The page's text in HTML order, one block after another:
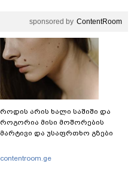
sponsored by ContentRoom
როდის არის ხალი საშიში და
როგორია მისი მოშორების
მარტივი და უსაფრთხო გზები
contentroom.ge